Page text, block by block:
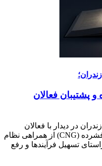
پشتیبان فعالان
در دیدار با فعالان
جایگاه‌های عرضه گاز طبیعی فشرده (CNG) از همراهی نظام
تسهیل فرآیندها و رفع